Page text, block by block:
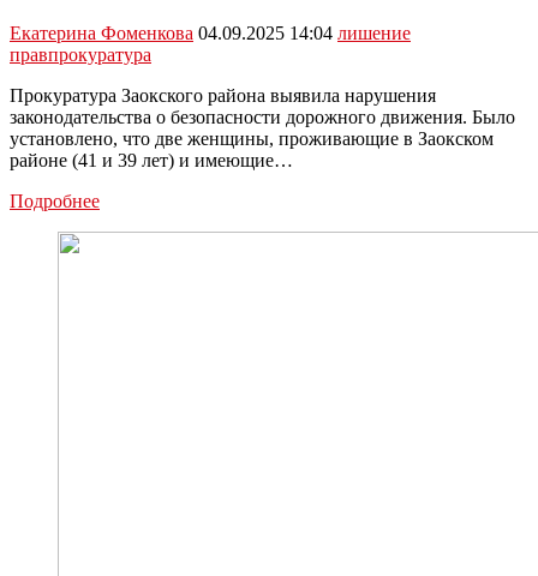
Екатерина Фоменкова 04.09.2025 14:04 лишение
правпрокуратура
Прокуратура Заокского района выявила нарушения
законодательства о безопасности дорожного движения. Было
установлено, что две женщины, проживающие в Заокском
районе (41 и 39 лет) и имеющие…
ПодробнееДвух